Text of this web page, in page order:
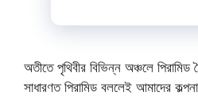
অতীতে পৃথিবীর বিভিন্ন অঞ্চলে
সাধারণত পিরামিড বললেই আমাদের